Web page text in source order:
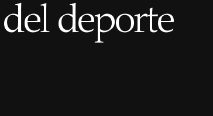
deporte